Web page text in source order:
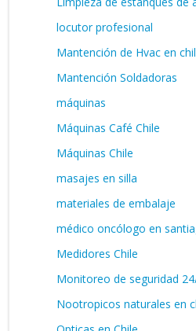
locutor profesional
Mantención de Hvac en
Mantención Soldadoras
máquinas
Máquinas Café Chile
Máquinas Chile
masajes en silla
materiales de embalaje
médico oncólogo en
Medidores Chile
Monitoreo de seguridad
Nootropicos naturales en